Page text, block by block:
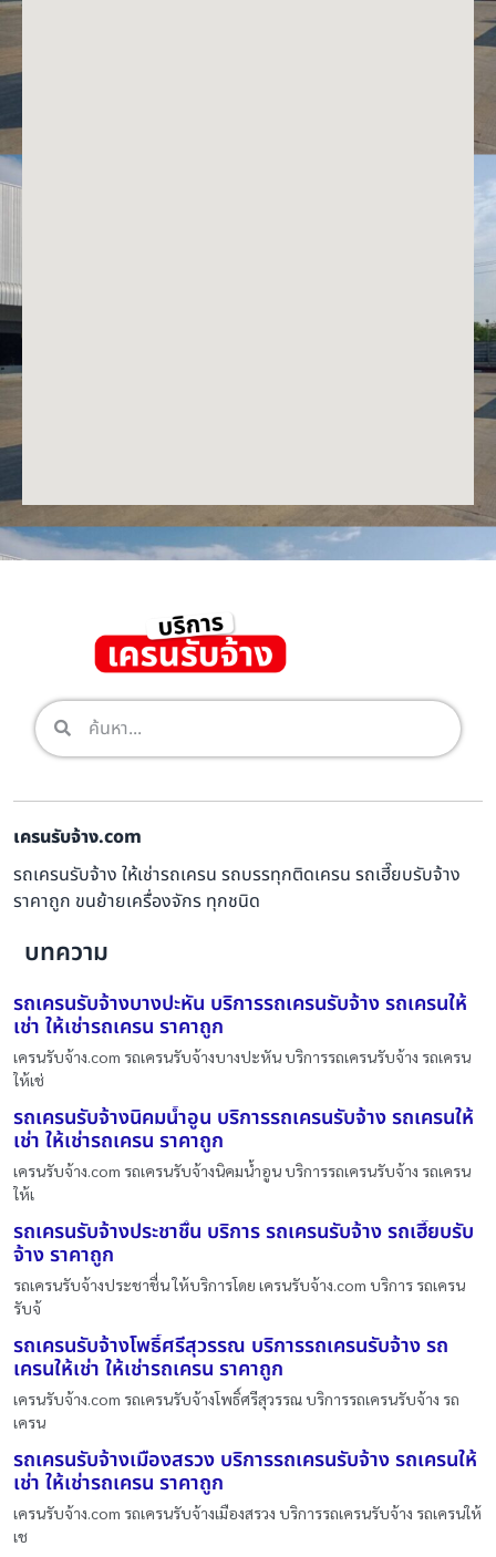
เครนรับจ้าง.com
รถเครนรับจ้าง ให้เช่ารถเครน รถบรรทุกติดเครน รถเฮี๊ยบรับจ้าง
ราคาถูก ขนย้ายเครื่องจักร ทุกชนิด
บทความ
รถเครนรับจ้างบางปะหัน บริการรถเครนรับจ้าง รถเครนให้
เช่า ให้เช่ารถเครน ราคาถูก
เครนรับจ้าง.com รถเครนรับจ้างบางปะหัน บริการรถเครนรับจ้าง รถเครน
ให้เช่
รถเครนรับจ้างนิคมน้ำอูน บริการรถเครนรับจ้าง รถเครนให้
เช่า ให้เช่ารถเครน ราคาถูก
เครนรับจ้าง.com รถเครนรับจ้างนิคมน้ำอูน บริการรถเครนรับจ้าง รถเครน
ให้เ
รถเครนรับจ้างประชาชื่น บริการ รถเครนรับจ้าง รถเฮี๊ยบรับ
จ้าง ราคาถูก
รถเครนรับจ้างประชาชื่น ให้บริการโดย เครนรับจ้าง.com บริการ รถเครน
รับจ้
รถเครนรับจ้างโพธิ์ศรีสุวรรณ บริการรถเครนรับจ้าง รถ
เครนให้เช่า ให้เช่ารถเครน ราคาถูก
เครนรับจ้าง.com รถเครนรับจ้างโพธิ์ศรีสุวรรณ บริการรถเครนรับจ้าง รถ
เครน
รถเครนรับจ้างเมืองสรวง บริการรถเครนรับจ้าง รถเครนให้
เช่า ให้เช่ารถเครน ราคาถูก
เครนรับจ้าง.com รถเครนรับจ้างเมืองสรวง บริการรถเครนรับจ้าง รถเครนให้
เช